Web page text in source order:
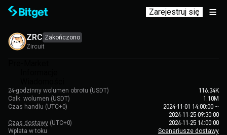
Zarejestruj się
ZRC Zakończono
Zircuit
24-godzinny wolumen obrotu (USDT)
116.34K
Całk. wolumen (USDT)
1.10M
Czas handlu (UTC+0) 2024-11-01 14:00:00 ~
2024-11-25 09:30:00
Czas dostawy (UTC+0)
2024-11-25 14:00:00
Wpłata w toku
Scenariusze dostawy